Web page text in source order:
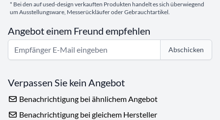
* Bei den auf used-design verkauften Produkten handelt es sich überwiegend
um Ausstellungsware, Messerückläufer oder Gebrauchtartikel.
Angebot einem Freund empfehlen
Abschicken
Verpassen Sie kein Angebot
Benachrichtigung bei ähnlichem Angebot
Benachrichtigung bei gleichem Hersteller